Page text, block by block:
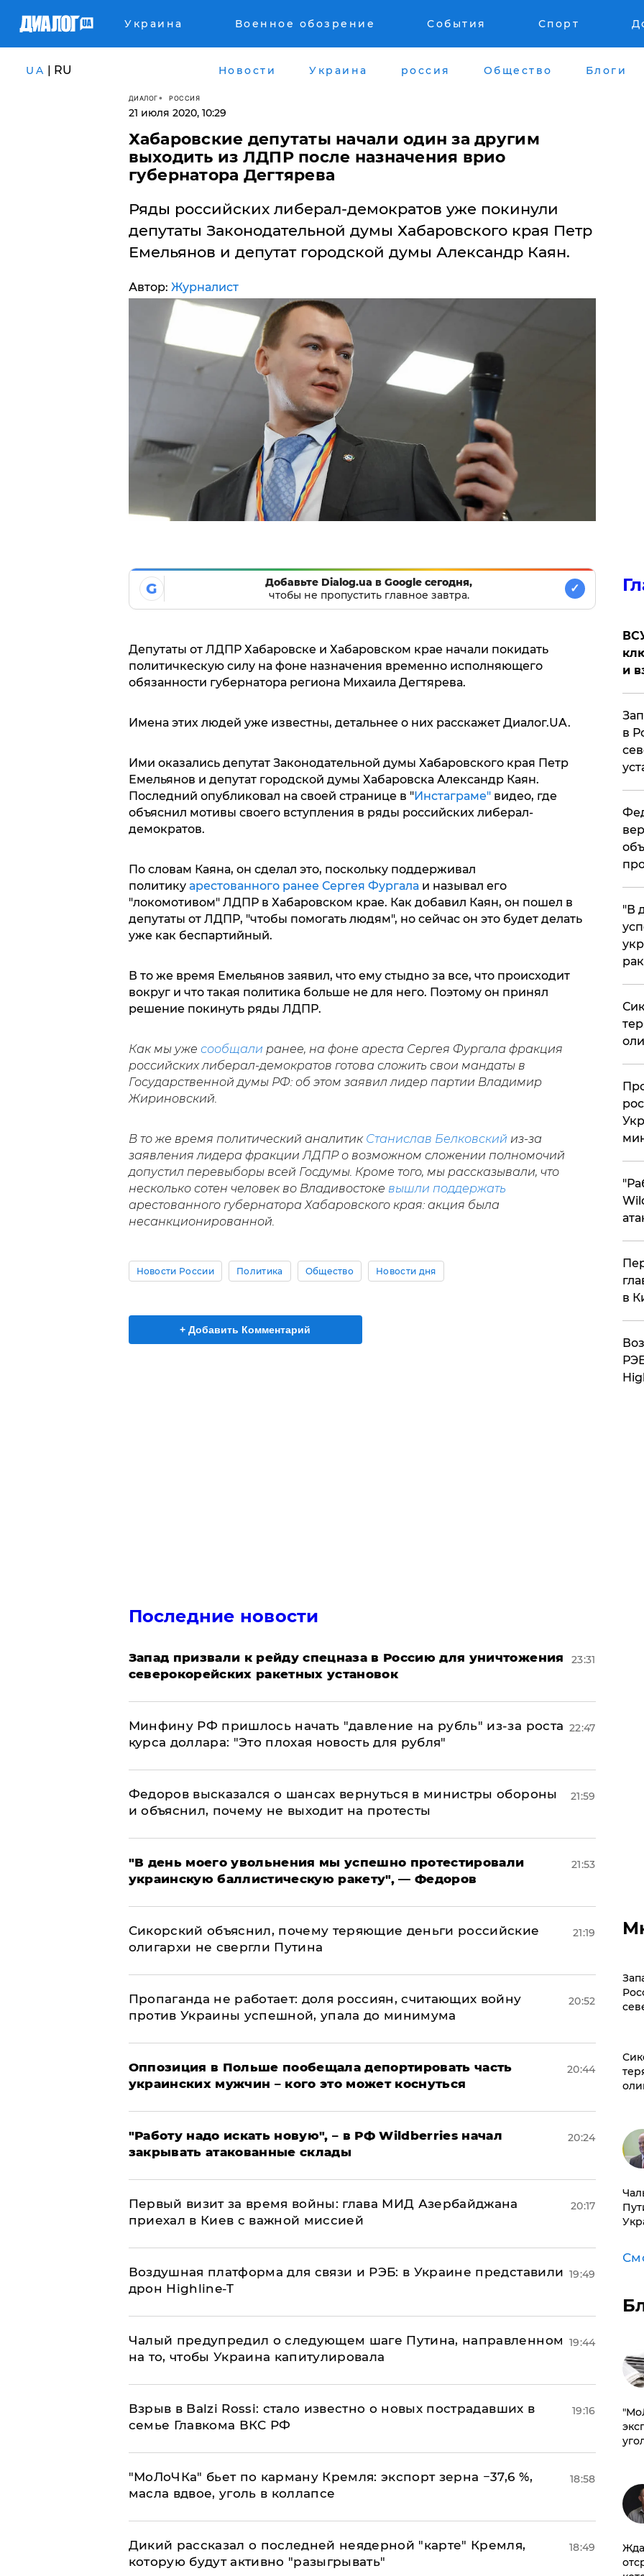
Украина Военное обозрение События Спорт
UA | RU Новости Украина россия Общество Блоги
ДИАЛОГ РОССИЯ
21 июля 2020, 10:29
Хабаровские депутаты начали один за другим
выходить из ЛДПР после назначения врио
губернатора Дегтярева
Ряды российских либерал-демократов уже покинули
депутаты Законодательной думы Хабаровского края Петр
Емельянов и депутат городской думы Александр Каян.
Автор: Журналист
G
Добавьте Dialog.ua в Google сегодня,
чтобы не пропустить главное завтра.
✓
Депутаты от ЛДПР Хабаровске и Хабаровском крае начали покидать
политичкескую силу на фоне назначения временно исполняющего
обязанности губернатора региона Михаила Дегтярева.
Имена этих людей уже известны, детальнее о них расскажет Диалог.UA.
Ими оказались депутат Законодательной думы Хабаровского края Петр
Емельянов и депутат городской думы Хабаровска Александр Каян.
Последний опубликовал на своей странице в "Инстаграме" видео, где
объяснил мотивы своего вступления в ряды российских либерал-
демократов.
По словам Каяна, он сделал это, поскольку поддерживал
политику арестованного ранее Сергея Фургалаи называл его
"локомотивом" ЛДПР в Хабаровском крае. Как добавил Каян, он пошел в
депутаты от ЛДПР, "чтобы помогать людям", но сейчас он это будет делать
уже как беспартийный.
В то же время Емельянов заявил, что ему стыдно за все, что происходит
вокруг и что такая политика больше не для него. Поэтому он принял
решение покинуть ряды ЛДПР.
Как мы уже сообщали ранее, на фоне ареста Сергея Фургала фракция
российских либерал-демократов готова сложить свои мандаты в
Государственной думы РФ: об этом заявил лидер партии Владимир
Жириновский.
В то же время политический аналитик Станислав Белковский из-за
заявления лидера фракции ЛДПР о возможном сложении полномочий
допустил перевыборы всей Госдумы. Кроме того, мы рассказывали, что
несколько сотен человек во Владивостоке вышли поддержать
арестованного губернатора Хабаровского края: акция была
несанкционированной.
Новости России Политика Общество Новости дня
+ Добавить Комментарий
Последние новости
Запад призвали к рейду спецназа в Россию для уничтожения
северокорейских ракетных установок
23:31
Минфину РФ пришлось начать "давление на рубль" из-за роста
курса доллара: "Это плохая новость для рубля"
22:47
Федоров высказался о шансах вернуться в министры обороны
и объяснил, почему не выходит на протесты
21:59
​"В день моего увольнения мы успешно протестировали
украинскую баллистическую ракету", — Федоров
21:53
Сикорский объяснил, почему теряющие деньги российские
олигархи не свергли Путина
21:19
​Пропаганда не работает: доля россиян, считающих войну
против Украины успешной, упала до минимума
20:52
Оппозиция в Польше пообещала депортировать часть
украинских мужчин – кого это может коснуться
20:44
"Работу надо искать новую", – в РФ Wildberries начал
закрывать атакованные склады
20:24
Первый визит за время войны: глава МИД Азербайджана
приехал в Киев с важной миссией
20:17
Воздушная платформа для связи и РЭБ: в Украине представили
дрон Highline-T
19:49
Чалый предупредил о следующем шаге Путина, направленном
на то, чтобы Украина капитулировала
19:44
Взрыв в Balzi Rossi: стало известно о новых пострадавших в
семье Главкома ВКС РФ
19:16
​"МоЛоЧКа" бьет по карману Кремля: экспорт зерна −37,6 %,
масла вдвое, уголь в коллапсе
18:58
Дикий рассказал о последней неядерной "карте" Кремля,
которую будут активно "разыгрывать"
18:49
и
в
​"В
в